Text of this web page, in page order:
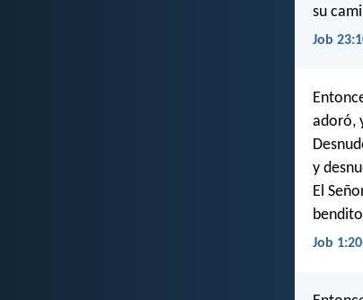
su
Job
adoró,
y
El
Job